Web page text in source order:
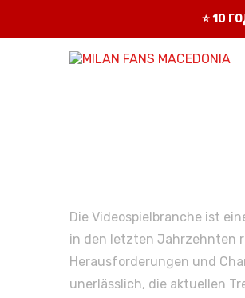
⭐10
Die Videospielbranche ist
in den letzten Jahrzehnten
Herausforderungen und
unerlässlich, die aktuellen